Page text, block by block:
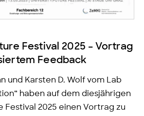
Festival 2025 – Vortrag
Feedback
und Karsten D. Wolf vom Lab
haben auf dem diesjährigen
Festival 2025 einen Vortrag zu